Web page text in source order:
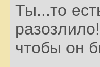
Ты...то
чтобы он